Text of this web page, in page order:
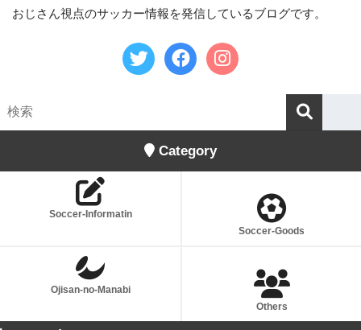
おじさん視点のサッカー情報を発信しているブログです。
Category
Soccer-Informatin
Soccer-Goods
Ojisan-no-Manabi
Others